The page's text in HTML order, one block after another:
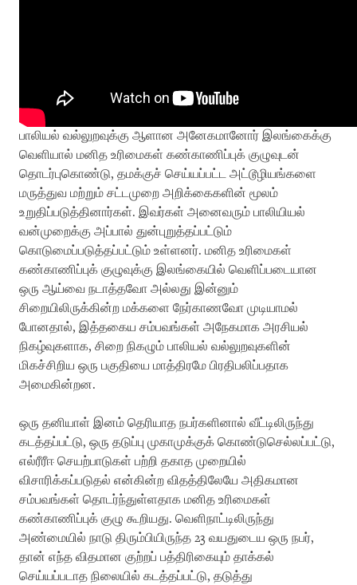
பாலியல் வல்லுறவுக்கு ஆளான அனேகமானோர் இலங்கைக்கு
வெளியால் மனித உரிமைகள் கண்காணிப்புக் குழுவுடன்
தொடர்புகொண்டு, தமக்குச் செய்யப்பட்ட அட்டூழியங்களை
மருத்துவ மற்றும் சட்டமுறை அறிக்கைகளின் மூலம்
உறுதிப்படுத்தினார்கள். இவர்கள் அனைவரும் பாலியியல்
வன்முறைக்கு அப்பால் துன்புறுத்தப்பட்டும்
கொடுமைப்படுத்தப்பட்டும் உள்ளனர். மனித உரிமைகள்
கண்காணிப்புக் குழுவுக்கு இலங்கையில் வெளிப்படையான
ஒரு ஆய்வை நடாத்தவோ அல்லது இன்னும்
சிறையிலிருக்கின்ற மக்களை நேர்காணவோ முடியாமல்
போனதால், இத்தகைய சம்பவங்கள் அநேகமாக அரசியல்
நிகழ்வுகளாக, சிறை நிகழும் பாலியல் வல்லுறவுகளின்
மிகச்சிறிய ஒரு பகுதியை மாத்திரமே பிரதிபலிப்பதாக
அமைகின்றன.
ஒரு தனியாள் இனம் தெரியாத நபர்களினால் வீட்டிலிருந்து
கடத்தப்பட்டு, ஒரு தடுப்பு முகாமுக்குக் கொண்டுசெல்லப்பட்டு,
எல்ரீரீஈ செயற்பாடுகள் பற்றி தகாத முறையில்
விசாரிக்கப்படுதல் என்கின்ற விதத்திலேயே அதிகமான
சம்பவங்கள் தொடர்ந்துள்ளதாக மனித உரிமைகள்
கண்காணிப்புக் குழு கூறியது. வெளிநாட்டிலிருந்து
அண்மையில் நாடு திரும்பியிருந்த 23 வயதுடைய ஒரு நபர்,
தான் எந்த விதமான குற்றப் பத்திரிகையும் தாக்கல்
செய்யப்படாத நிலையில் கடத்தப்பட்டு, தடுத்து